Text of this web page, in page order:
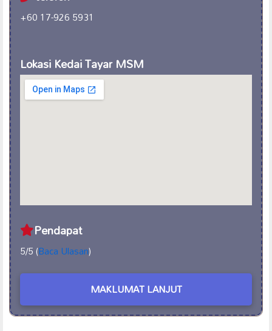
+60 17-926 5931
Lokasi Kedai Tayar MSM
Pendapat
5/5 (Baca Ulasan)
MAKLUMAT LANJUT